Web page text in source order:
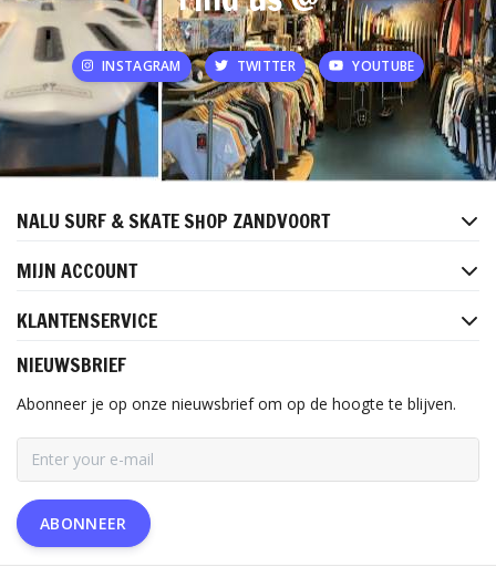
INSTAGRAM TWITTER YOUTUBE
NALU SURF & SKATE SHOP ZANDVOORT
MIJN ACCOUNT
KLANTENSERVICE
NIEUWSBRIEF
Abonneer je op onze nieuwsbrief om op de hoogte te blijven.
ABONNEER